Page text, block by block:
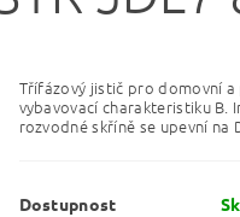
Třífázový jistič pro domovní
vybavovací charakteristiku B.
rozvodné skříně se upevní na
Dostupnost